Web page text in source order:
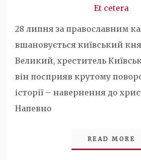
Et cetera
28 липня за православним
вшановується київський
Великий, хреститель
він посприяв крутому
історії – навернення до
Напевно
READ MORE